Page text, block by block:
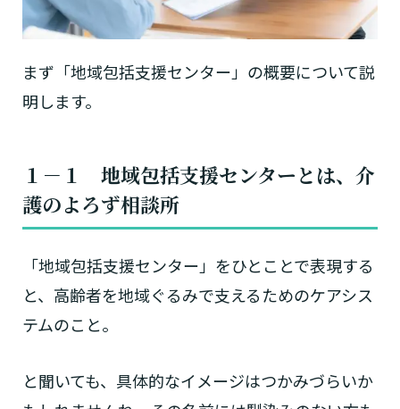
まず「地域包括支援センター」の概要について説
明します。
１－１ 地域包括支援センターとは、介
護のよろず相談所
「地域包括支援センター」をひとことで表現する
と、高齢者を地域ぐるみで支えるためのケアシス
テムのこと。
と聞いても、具体的なイメージはつかみづらいか